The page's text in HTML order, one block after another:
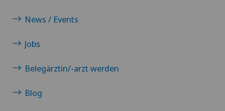
News / Events
Jobs
Belegärztin/-arzt werden
Blog